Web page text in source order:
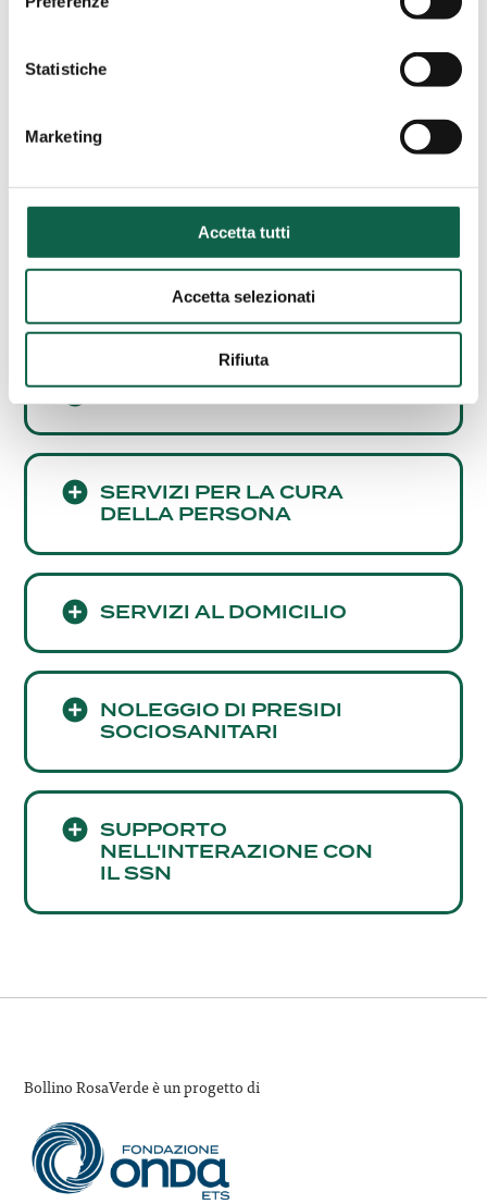
Statistiche
Marketing
Accetta tutti
Accetta selezionati
Rifiuta
SCREENING
CARDIOVASCOLARE
ALTRI SERVIZI
SERVIZI PER LA CURA
DELLA PERSONA
SERVIZI AL DOMICILIO
NOLEGGIO DI PRESIDI
SOCIOSANITARI
SUPPORTO
NELL'INTERAZIONE CON
IL SSN
Bollino RosaVerde è un progetto di